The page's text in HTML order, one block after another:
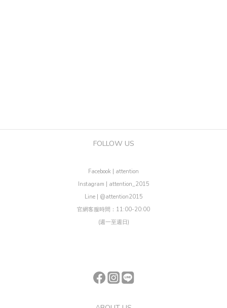
FOLLOW US
Facebook | attention
Instagram | attention_2015
Line | @attention2015
官網客服時間：11:00-20:00
(週一至週日)